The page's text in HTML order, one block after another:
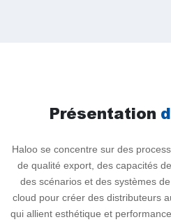
Présentation
Haloo se concentre sur des
de qualité export, des capacités
des scénarios et des systèmes
cloud pour créer des distributeurs
qui allient esthétique et